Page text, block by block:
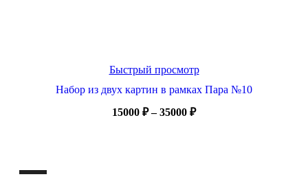
Быстрый просмотр
Набор из двух картин в рамках Пара №10
15000 ₽ – 35000 ₽Диапазон